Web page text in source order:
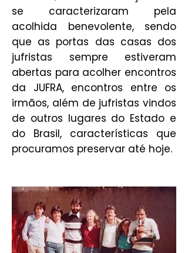
se caracterizaram pela
acolhida benevolente, sendo
que as portas das casas dos
jufristas sempre estiveram
abertas para acolher encontros
da JUFRA, encontros entre os
irmãos, além de jufristas vindos
de outros lugares do Estado e
do Brasil, características que
procuramos preservar até hoje.